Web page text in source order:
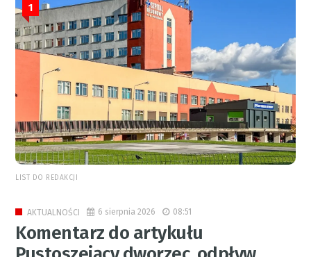
1
LIST DO REDAKCJI
AKTUALNOŚCI 6 sierpnia 2026 08:51
Komentarz do artykułu